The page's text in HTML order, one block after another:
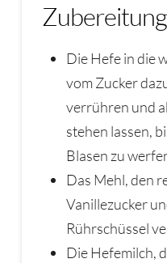
Zubereitung
Die Hefe in die
vom Zucker
verrühren und
stehen lassen,
Blasen zu
Das Mehl, den
Vanillezucker
Rührschüssel
Die Hefemilch,